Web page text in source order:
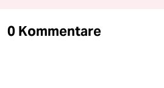
0 Kommentare